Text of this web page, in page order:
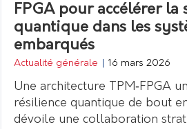
FPGA pour accélérer la
quantique dans les
embarqués
Actualité générale 16 mars 2026
Une architecture TPM‑FPGA
résilience quantique de bout
dévoile une collaboration